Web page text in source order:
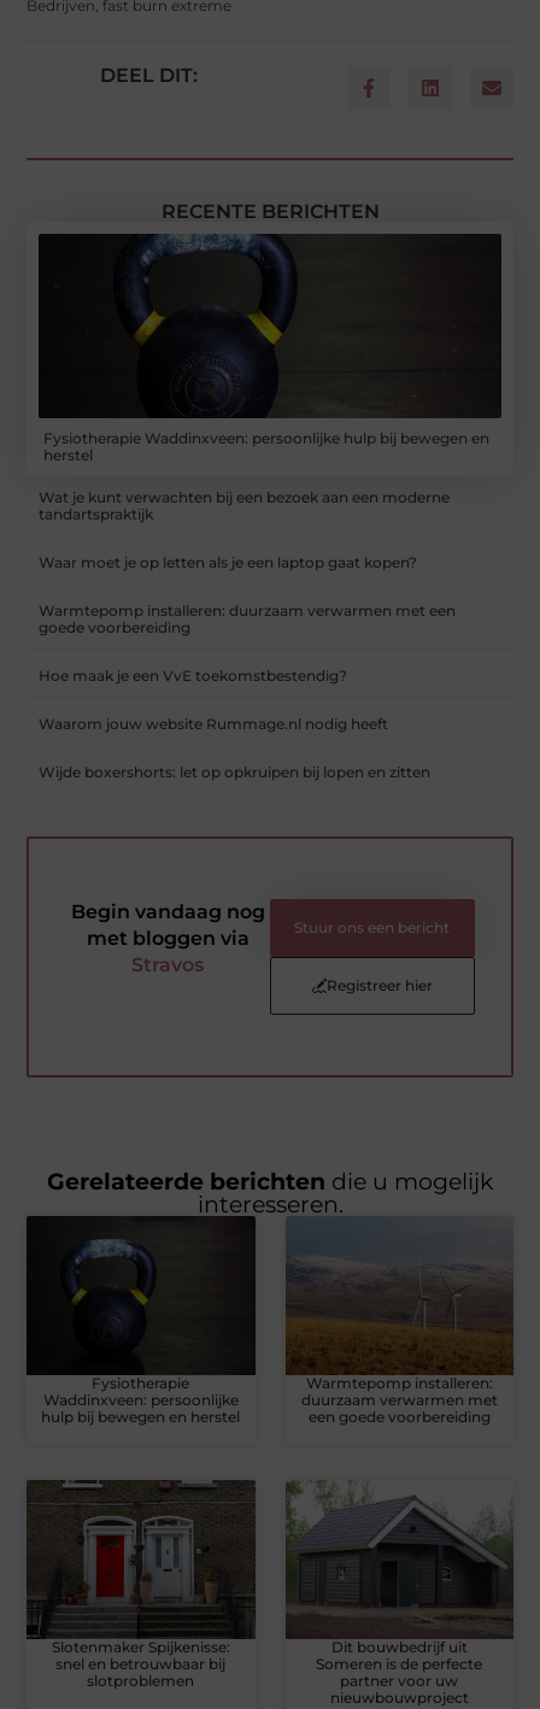
Bedrijven, fast burn extreme
DEEL DIT:
RECENTE BERICHTEN
Fysiotherapie Waddinxveen: persoonlijke hulp bij bewegen en
herstel
Wat je kunt verwachten bij een bezoek aan een moderne
tandartspraktijk
Waar moet je op letten als je een laptop gaat kopen?
Warmtepomp installeren: duurzaam verwarmen met een
goede voorbereiding
Hoe maak je een VvE toekomstbestendig?
Waarom jouw website Rummage.nl nodig heeft
Wijde boxershorts: let op opkruipen bij lopen en zitten
Begin vandaag nog
met bloggen via
Stravos
Stuur ons een bericht
Registreer hier
Gerelateerde berichten die u mogelijk
interesseren.
Fysiotherapie
Waddinxveen: persoonlijke
hulp bij bewegen en herstel
Warmtepomp installeren:
duurzaam verwarmen met
een goede voorbereiding
Slotenmaker Spijkenisse:
snel en betrouwbaar bij
slotproblemen
Dit bouwbedrijf uit
Someren is de perfecte
partner voor uw
nieuwbouwproject